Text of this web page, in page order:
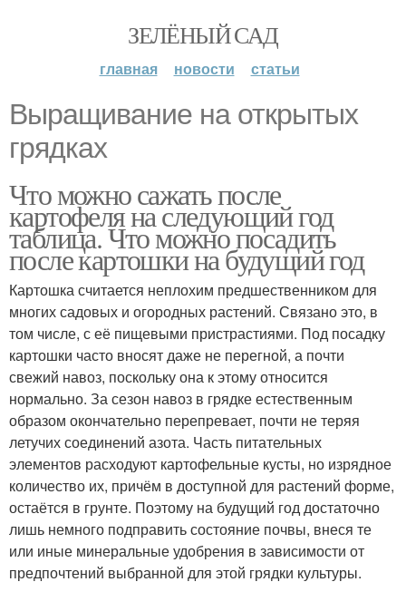
ЗЕЛЁНЫЙ САД
главная новости статьи
Выращивание на открытых
грядках
Что можно сажать после
картофеля на следующий год
таблица. Что можно посадить
после картошки на будущий год
Картошка считается неплохим предшественником для
многих садовых и огородных растений. Связано это, в
том числе, с её пищевыми пристрастиями. Под посадку
картошки часто вносят даже не перегной, а почти
свежий навоз, поскольку она к этому относится
нормально. За сезон навоз в грядке естественным
образом окончательно перепревает, почти не теряя
летучих соединений азота. Часть питательных
элементов расходуют картофельные кусты, но изрядное
количество их, причём в доступной для растений форме,
остаётся в грунте. Поэтому на будущий год достаточно
лишь немного подправить состояние почвы, внеся те
или иные минеральные удобрения в зависимости от
предпочтений выбранной для этой грядки культуры.